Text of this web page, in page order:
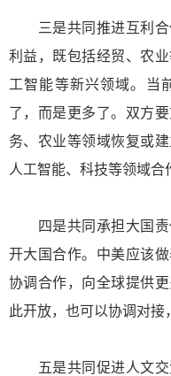
三是共同推进互利合
利益，既包括经贸、农
工智能等新兴领域。当
了，而是更多了。双方
务、农业等领域恢复或
人工智能、科技等领域合
四是共同承担大国责
开大国合作。中美应该
协调合作，向全球提供
此开放，也可以协调对接
五是共同促进人文交